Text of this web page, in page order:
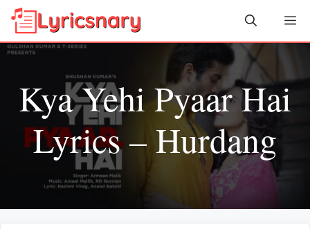
Skip
content
Kya Yehi Pyaar Hai
Lyrics – Hurdang